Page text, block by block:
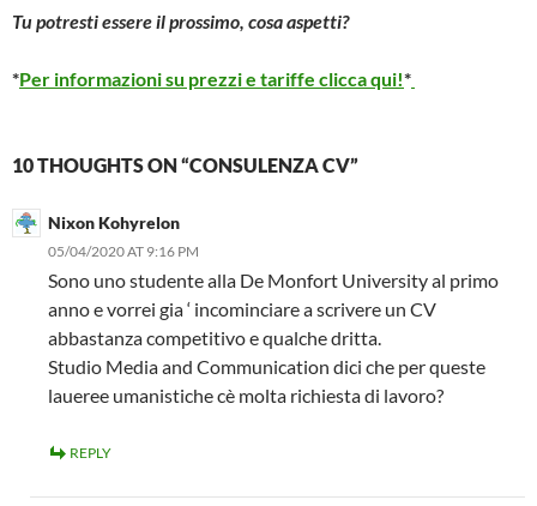
Tu potresti essere il prossimo, cosa aspetti?
*Per informazioni su prezzi e tariffe clicca qui!*
10 THOUGHTS ON “CONSULENZA CV”
Nixon Kohyrelon
05/04/2020 AT 9:16 PM
Sono uno studente alla De Monfort University al primo
anno e vorrei gia ‘ incominciare a scrivere un CV
abbastanza competitivo e qualche dritta.
Studio Media and Communication dici che per queste
laueree umanistiche cè molta richiesta di lavoro?
REPLY